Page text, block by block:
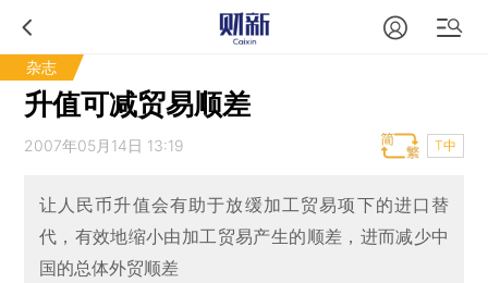
杂志
升值可减贸易顺差
2007年05月14日 13:19 T中
让人民币升值会有助于放缓加工贸易项下的进口替
代，有效地缩小由加工贸易产生的顺差，进而减少中
国的总体外贸顺差